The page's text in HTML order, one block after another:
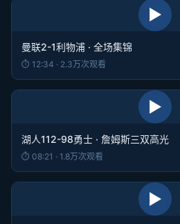
▶
曼联2-1利物浦 · 全场集锦
⏱ 12:34 · 2.3万次观看
▶
湖人112-98勇士 · 詹姆斯三双高光
⏱ 08:21 · 1.8万次观看
▶